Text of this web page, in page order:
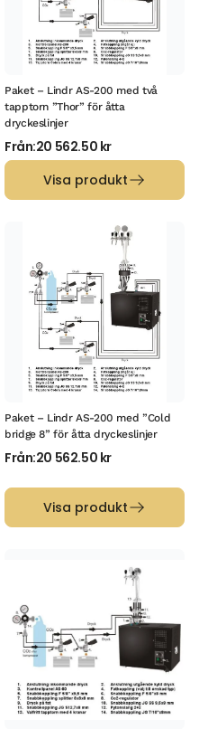
Paket – Lindr AS-200 med två
tapptorn ”Thor” för åtta
dryckeslinjer
Från:20 562.50 kr
Visa produkt
Paket – Lindr AS-200 med ”Cold
bridge 8” för åtta dryckeslinjer
Från:20 562.50 kr
Visa produkt